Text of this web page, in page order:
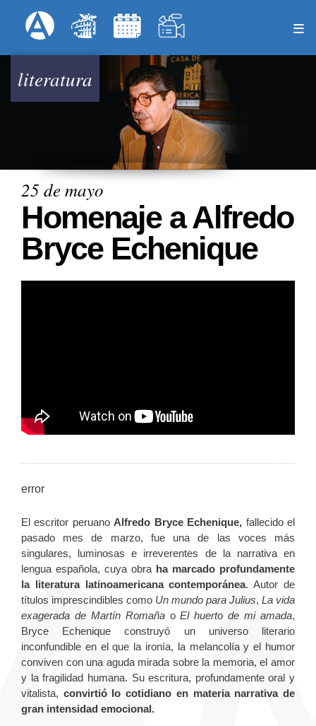
al
principal
Menú Superior
literatura
25 de mayo
Homenaje a Alfredo
Bryce Echenique
error
El escritor peruano Alfredo Bryce Echenique, fallecido el
pasado mes de marzo, fue una de las voces más
singulares, luminosas e irreverentes de la narrativa en
lengua española, cuya obra ha marcado profundamente
la literatura latinoamericana contemporánea. Autor de
títulos imprescindibles como Un mundo para Julius, La vida
exagerada de Martín RomañaoEl huerto de mi amada,
Bryce Echenique construyó un universo literario
inconfundible en el que la ironía, la melancolía y el humor
conviven con una aguda mirada sobre la memoria, el amor
y la fragilidad humana. Su escritura, profundamente oral y
vitalista, convirtió lo cotidiano en materia narrativa de
gran intensidad emocional.